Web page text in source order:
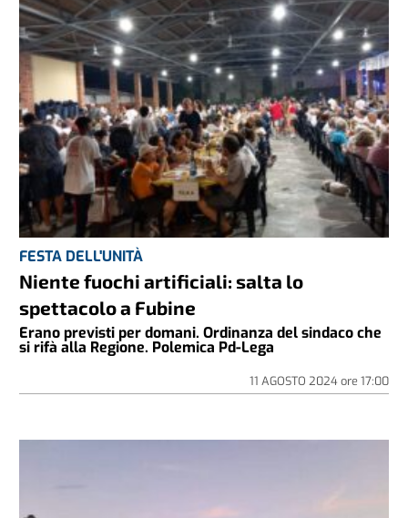
FESTA DELL'UNITÀ
Niente fuochi artificiali: salta lo
spettacolo a Fubine
Erano previsti per domani. Ordinanza del sindaco che
si rifà alla Regione. Polemica Pd-Lega
11 AGOSTO 2024ore 17:00